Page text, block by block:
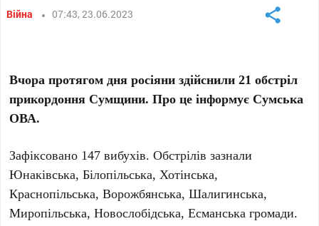
Війна 07:43, 23.06.2023
Вчора протягом дня росіяни здійснили 21 обстріл
прикордоння Сумщини. Про це інформує Сумська
ОВА.
Зафіксовано 147 вибухів. Обстрілів зазнали
Юнаківська, Білопільська, Хотінська,
Краснопільська, Ворожбянська, Шалигинська,
Миропільська, Новослобідська, Есманська громади.